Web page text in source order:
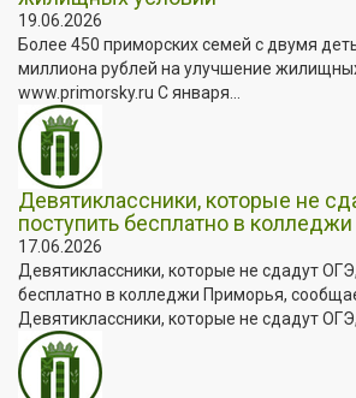
19.06.2026
Более 450 приморских семей с двумя
миллиона рублей на улучшение
www.primorsky.ru С января...
Девятиклассники, которые не
поступить бесплатно в
17.06.2026
Девятиклассники, которые не сдадут
бесплатно в колледжи Приморья,
Девятиклассники, которые не сдадут ОГЭ,